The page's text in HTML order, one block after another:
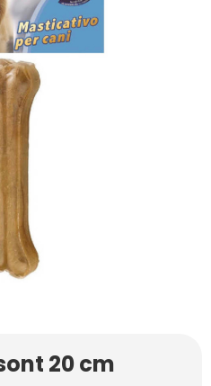
20 cm